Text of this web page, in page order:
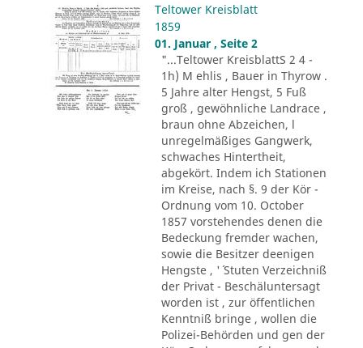
Teltower Kreisblatt
1859
01. Januar , Seite 2
"...Teltower KreisblattS 2 4 -
1h) M ehlis , Bauer in Thyrow .
5 Jahre alter Hengst, 5 Fuß
groß , gewöhnliche Landrace ,
braun ohne Abzeichen, l
unregelmäßiges Gangwerk,
schwaches Hintertheit,
abgekört. Indem ich Stationen
im Kreise, nach §. 9 der Kör -
Ordnung vom 10. October
1857 vorstehendes denen die
Bedeckung fremder wachen,
sowie die Besitzer deenigen
Hengste , '´ Stuten Verzeichniß
der Privat - Beschäluntersagt
worden ist , zur öffentlichen
Kenntniß bringe , wollen die
Polizei-Behörden und gen der